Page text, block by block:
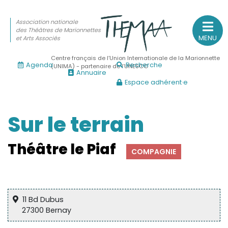
Sur le feu
(Actualités, annonces, vie professionnelle)
(Agenda, spectacles, événements des adhérents)
Sur le fond
(Fonctionnement, gouvernance, groupes de travail,
MENU
Association nationale
des Théâtres de Marionnettes
et Arts Associés
Centre français de l’Union Internationale de la Marionnette
(UNIMA) - partenaire de l’UNESCO
Agenda
Annuaire
Recherche
Espace adhérent·e
Sur le terrain
Théâtre le Piaf COMPAGNIE
11 Bd Dubus
27300 Bernay